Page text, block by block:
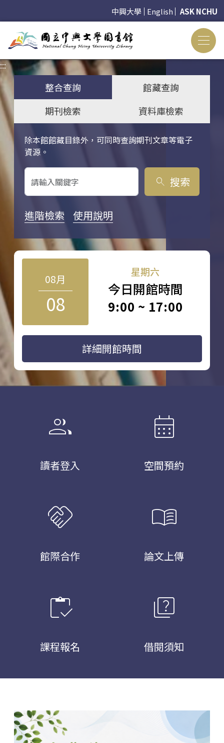
中興大學 English ASK NCHU
:::
整合查詢
館藏查詢
期刊檢索
資料庫檢索
除本館館藏目錄外，可同時查詢期刊文章等電子
資源。
關鍵字搜尋
search 搜索
進階檢索 使用說明
08月
08
星期六
今日開館時間
9:00 ~ 17:00
詳細開館時間
group
讀者登入
calendar_month
空間預約
handshake
館際合作
menu_book
論文上傳
inventory
課程報名
quiz
借閱須知